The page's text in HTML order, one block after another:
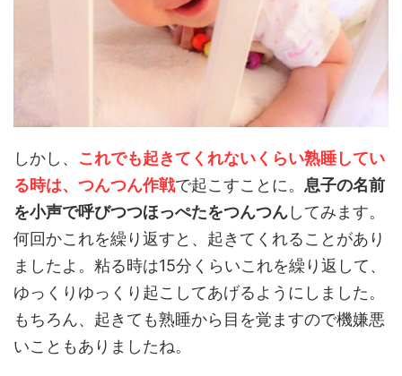
しかし、 これでも起きてくれないくらい熟睡してい
る時は、つんつん作戦で起こすことに。 息子の名前
を小声で呼びつつほっぺたをつんつんしてみます。
何回かこれを繰り返すと、起きてくれることがあり
ましたよ。粘る時は15分くらいこれを繰り返して、
ゆっくりゆっくり起こしてあげるようにしました。
もちろん、起きても熟睡から目を覚ますので機嫌悪
いこともありましたね。